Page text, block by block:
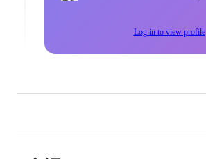
Log in to view profile